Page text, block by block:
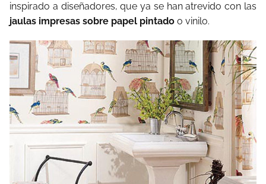
inspirado a diseñadores, que ya se han atrevido con las
jaulas impresas sobre papel pintado o vinilo.